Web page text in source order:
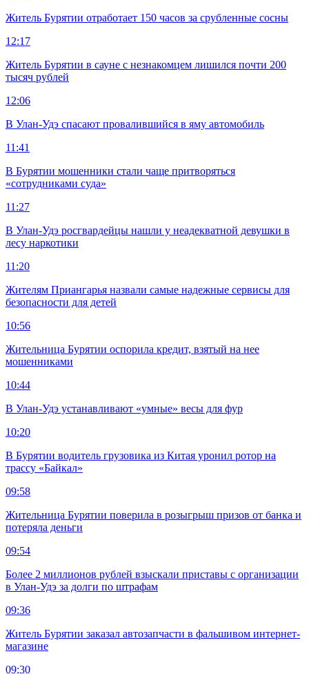
Житель Бурятии отработает 150 часов за срубленные сосны
12:17
Житель Бурятии в сауне с незнакомцем лишился почти 200
тысяч рублей
12:06
В Улан-Удэ спасают провалившийся в яму автомобиль
11:41
В Бурятии мошенники стали чаще притворяться
«сотрудниками суда»
11:27
В Улан-Удэ росгвардейцы нашли у неадекватной девушки в
лесу наркотики
11:20
Жителям Приангарья назвали самые надежные сервисы для
безопасности для детей
10:56
Жительница Бурятии оспорила кредит, взятый на нее
мошенниками
10:44
В Улан-Удэ устанавливают «умные» весы для фур
10:20
В Бурятии водитель грузовика из Китая уронил ротор на
трассу «Байкал»
09:58
Жительница Бурятии поверила в розыгрыш призов от банка и
потеряла деньги
09:54
Более 2 миллионов рублей взыскали приставы с организации
в Улан-Удэ за долги по штрафам
09:36
Житель Бурятии заказал автозапчасти в фальшивом интернет-
магазине
09:30